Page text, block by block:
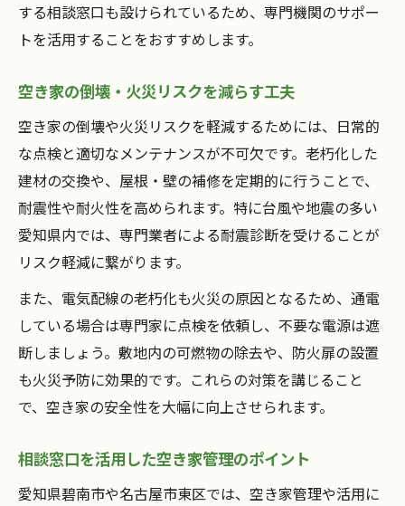
する相談窓口も設けられているため、専門機関のサポー
トを活用することをおすすめします。
空き家の倒壊・火災リスクを減らす工夫
空き家の倒壊や火災リスクを軽減するためには、日常的
な点検と適切なメンテナンスが不可欠です。老朽化した
建材の交換や、屋根・壁の補修を定期的に行うことで、
耐震性や耐火性を高められます。特に台風や地震の多い
愛知県内では、専門業者による耐震診断を受けることが
リスク軽減に繋がります。
また、電気配線の老朽化も火災の原因となるため、通電
している場合は専門家に点検を依頼し、不要な電源は遮
断しましょう。敷地内の可燃物の除去や、防火扉の設置
も火災予防に効果的です。これらの対策を講じること
で、空き家の安全性を大幅に向上させられます。
相談窓口を活用した空き家管理のポイント
愛知県碧南市や名古屋市東区では、空き家管理や活用に